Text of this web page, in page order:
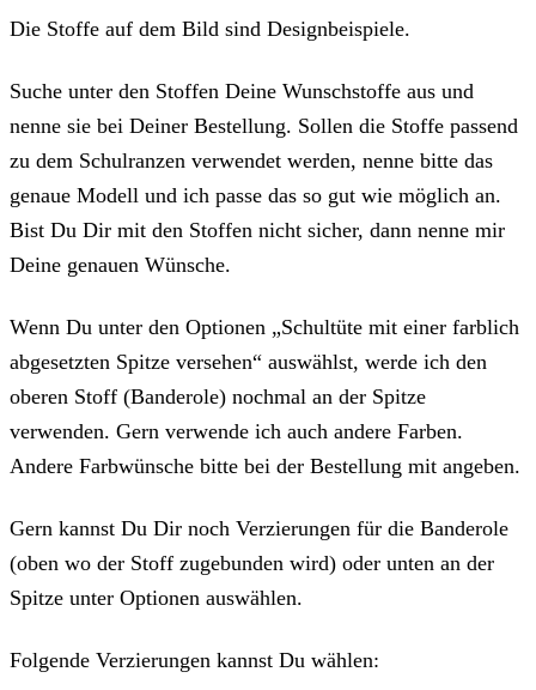
Die Stoffe auf dem Bild sind Designbeispiele.
Suche unter den Stoffen Deine Wunschstoffe aus und
nenne sie bei Deiner Bestellung. Sollen die Stoffe passend
zu dem Schulranzen verwendet werden, nenne bitte das
genaue Modell und ich passe das so gut wie möglich an.
Bist Du Dir mit den Stoffen nicht sicher, dann nenne mir
Deine genauen Wünsche.
Wenn Du unter den Optionen „Schultüte mit einer farblich
abgesetzten Spitze versehen“ auswählst, werde ich den
oberen Stoff (Banderole) nochmal an der Spitze
verwenden. Gern verwende ich auch andere Farben.
Andere Farbwünsche bitte bei der Bestellung mit angeben.
Gern kannst Du Dir noch Verzierungen für die Banderole
(oben wo der Stoff zugebunden wird) oder unten an der
Spitze unter Optionen auswählen.
Folgende Verzierungen kannst Du wählen: